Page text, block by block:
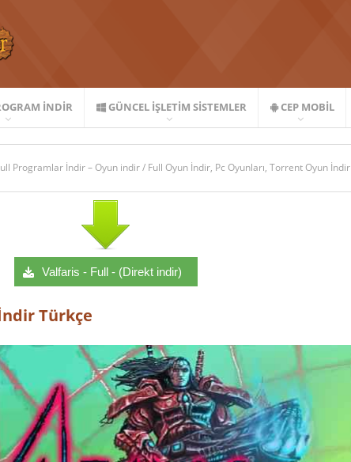
INDIR GÜNCEL İŞLETIM SISTEMLER CEP MOBIL
Programlar İndir – Oyun indir/ Full Oyun İndir, Pc Oyunları, Torrent Oyun İndir
Valfaris - Full - (Direkt indir)
Türkçe